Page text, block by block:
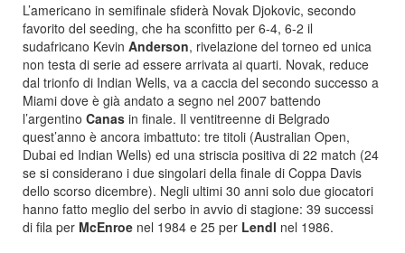
L’americano in semifinale sfiderà Novak Djokovic, secondo
favorito del seeding, che ha sconfitto per 6-4, 6-2 il
sudafricano Kevin Anderson, rivelazione del torneo ed unica
non testa di serie ad essere arrivata ai quarti. Novak, reduce
dal trionfo di Indian Wells, va a caccia del secondo successo a
Miami dove è già andato a segno nel 2007 battendo
l’argentino Canas in finale. Il ventitreenne di Belgrado
quest’anno è ancora imbattuto: tre titoli (Australian Open,
Dubai ed Indian Wells) ed una striscia positiva di 22 match (24
se si considerano i due singolari della finale di Coppa Davis
dello scorso dicembre). Negli ultimi 30 anni solo due giocatori
hanno fatto meglio del serbo in avvio di stagione: 39 successi
di fila per McEnroe nel 1984 e 25 per Lendl nel 1986.